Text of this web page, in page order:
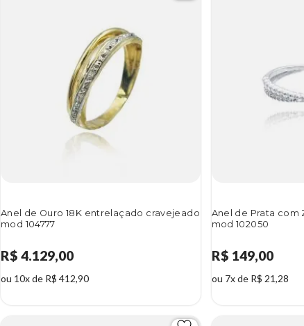
Anel de Ouro 18K entrelaçado cravejeado
mod 104777
R$ 4.129,00
ou 10x de R$ 412,90
Anel de Prata com
mod 102050
R$ 149,00
ou 7x de R$ 21,28